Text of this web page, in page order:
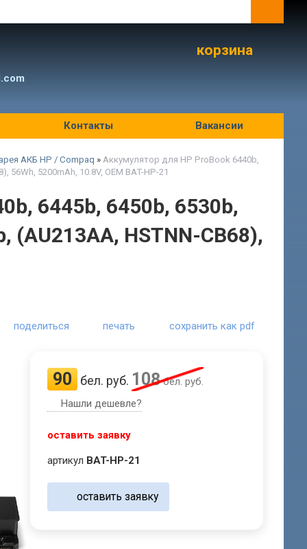
корзина
Контакты Вакансии
АКБ HP / Compaq » Аккумулятор для HP ProBook 6440b,
56Wh, 5200mAh, 10.8V, OEM BAT-HP-21
6445b, 6450b, 6530b,
(AU213AA, HSTNN-CB68),
поделиться печать сохранить как pdf
90 бел. руб. 108бел. руб.
Нашли дешевле?
оставить заявку
артикул BAT-HP-21
оставить заявку